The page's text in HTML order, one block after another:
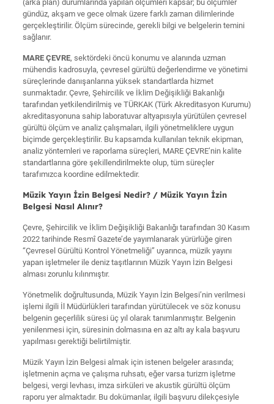
(arka plan) durumlarında yapılan ölçümleri kapsar; bu ölçümler
gündüz, akşam ve gece olmak üzere farklı zaman dilimlerinde
gerçekleştirilir. Ölçüm sürecinde, gerekli bilgi ve belgelerin temini
sağlanır.
MARE ÇEVRE, sektördeki öncü konumu ve alanında uzman
mühendis kadrosuyla, çevresel gürültü değerlendirme ve yönetimi
süreçlerinde danışanlarına yüksek standartlarda hizmet
sunmaktadır. Çevre, Şehircilik ve İklim Değişikliği Bakanlığı
tarafından yetkilendirilmiş ve TÜRKAK (Türk Akreditasyon Kurumu)
akreditasyonuna sahip laboratuvar altyapısıyla yürütülen çevresel
gürültü ölçüm ve analiz çalışmaları, ilgili yönetmeliklere uygun
biçimde gerçekleştirilir. Bu kapsamda kullanılan teknik ekipman,
analiz yöntemleri ve raporlama süreçleri, MARE ÇEVRE’nin kalite
standartlarına göre şekillendirilmekte olup, tüm süreçler
tarafımızca koordine edilmektedir.
Müzik Yayın İzin Belgesi Nedir? / Müzik Yayın İzin
Belgesi Nasıl Alınır?
Çevre, Şehircilik ve İklim Değişikliği Bakanlığı tarafından 30 Kasım
2022 tarihinde Resmî Gazete’de yayımlanarak yürürlüğe giren
“Çevresel Gürültü Kontrol Yönetmeliği” uyarınca, müzik yayını
yapan işletmeler ile deniz taşıtlarının Müzik Yayın İzin Belgesi
alması zorunlu kılınmıştır.
Yönetmelik doğrultusunda, Müzik Yayın İzin Belgesi’nin verilmesi
işlemi ilgili İl Müdürlükleri tarafından yürütülecek ve söz konusu
belgenin geçerlilik süresi üç yıl olarak tanımlanmıştır. Belgenin
yenilenmesi için, süresinin dolmasına en az altı ay kala başvuru
yapılması gerektiği belirtilmiştir.
Müzik Yayın İzin Belgesi almak için istenen belgeler arasında;
işletmenin açma ve çalışma ruhsatı, eğer varsa turizm işletme
belgesi, vergi levhası, imza sirküleri ve akustik gürültü ölçüm
raporu yer almaktadır. Bu dokümanlar, ilgili başvuru dilekçesiyle